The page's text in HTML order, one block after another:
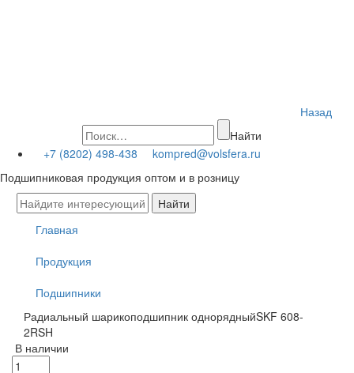
Назад
Найти
+7 (8202) 498-438
kompred@volsfera.ru
Подшипниковая продукция оптом и в розницу
Главная
Продукция
Подшипники
Радиальный шарикоподшипник однорядныйSKF 608-
2RSH
В наличии